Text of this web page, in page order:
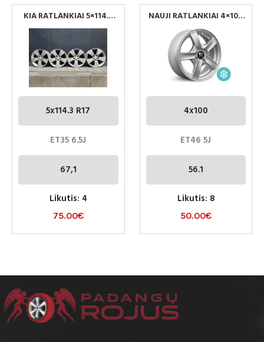
KIA RATLANKIAI 5×114.3
R17
5x114.3 R17
ET35 6.5J
67,1
Likutis: 4
75.00€
NAUJI RATLANKIAI 4×100
R14 ET46 CB 56.1
4x100
ET46 5J
56.1
Likutis: 8
50.00€